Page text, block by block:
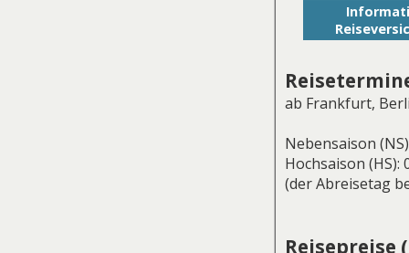
ab Frankfurt,
Nebensaison
Hochsaison (HS):
(der Abreisetag
Reisepreise